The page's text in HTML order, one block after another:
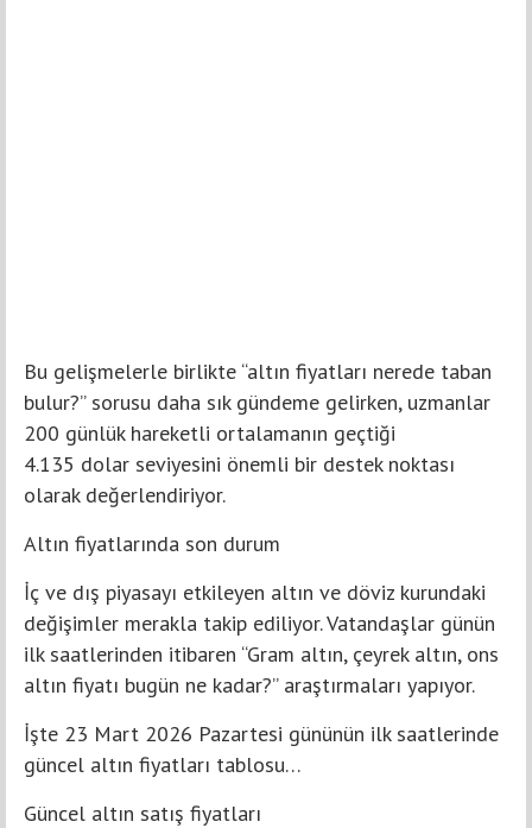
Bu gelişmelerle birlikte “altın fiyatları nerede taban
bulur?” sorusu daha sık gündeme gelirken, uzmanlar
200 günlük hareketli ortalamanın geçtiği
4.135 dolar seviyesini önemli bir destek noktası
olarak değerlendiriyor.
Altın fiyatlarında son durum
İç ve dış piyasayı etkileyen altın ve döviz kurundaki
değişimler merakla takip ediliyor. Vatandaşlar günün
ilk saatlerinden itibaren “Gram altın, çeyrek altın, ons
altın fiyatı bugün ne kadar?” araştırmaları yapıyor.
İşte 23 Mart 2026 Pazartesi gününün ilk saatlerinde
güncel altın fiyatları tablosu…
Güncel altın satış fiyatları